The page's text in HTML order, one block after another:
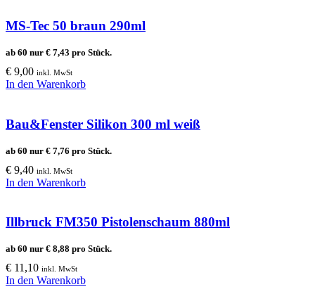
MS-Tec 50 braun 290ml
ab 60 nur € 7,43 pro Stück.
€ 9,00 inkl. MwSt
In den Warenkorb
Bau&Fenster Silikon 300 ml weiß
ab 60 nur € 7,76 pro Stück.
€ 9,40 inkl. MwSt
In den Warenkorb
Illbruck FM350 Pistolenschaum 880ml
ab 60 nur € 8,88 pro Stück.
€ 11,10 inkl. MwSt
In den Warenkorb